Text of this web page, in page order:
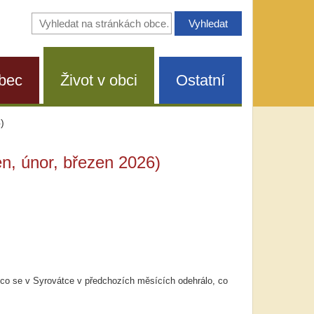
Vyhledávání
na
stránkách
Život v obci Ostatní
únor, březen 2026)
se v Syrovátce v předchozích měsících odehrálo, co